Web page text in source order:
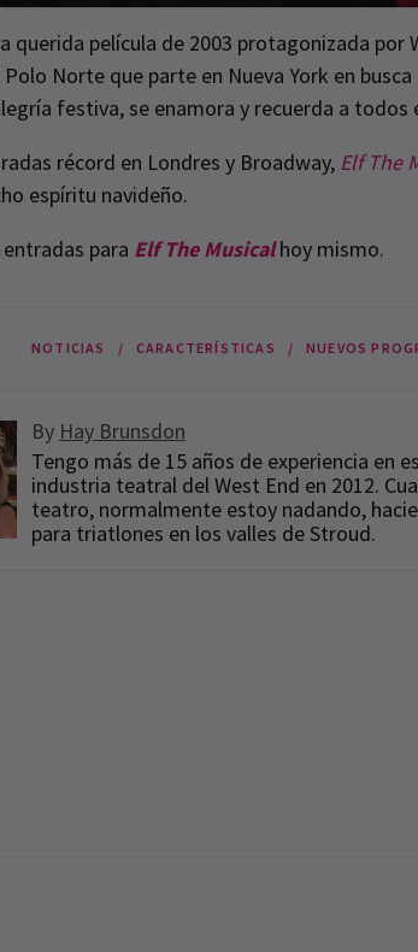
querida película de 2003 protagonizada por
Norte que parte en Nueva York en
festiva, se enamora y recuerda a
récord en Londres y Broadway, Elf The
espíritu navideño.
entradas para Elf The Musicalhoy mismo.
NOTICIAS CARACTERÍSTICAS NUEVOS
By Hay Brunsdon
Tengo más de 15 años de experiencia en
industria teatral del West End en 2012.
teatro, normalmente estoy nadando,
para triatlones en los valles de Stroud.